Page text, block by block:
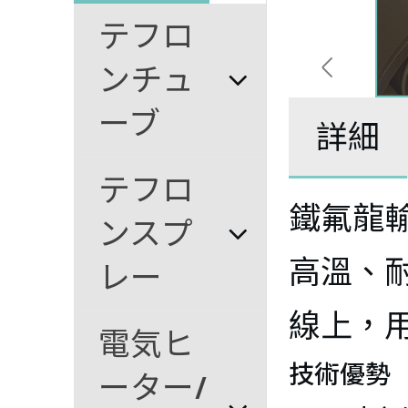
テフロ
ンチュ
ーブ
テフロ
ンスプ
レー
電気ヒ
ーター/
詳細
鐵氟龍
高溫、
線上，
技術優勢